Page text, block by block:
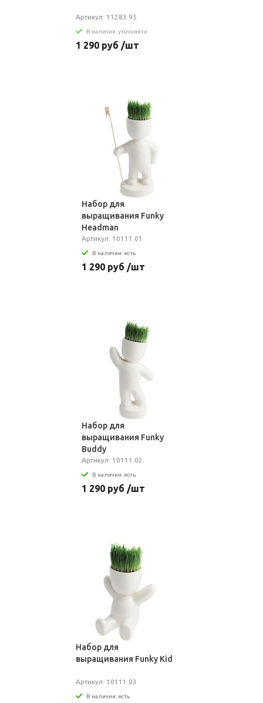
Артикул: 11283.95
В наличии: уточняйте
1 290 руб /шт
Набор для
выращивания Funky
Headman
Артикул: 10111.01
В наличии: есть
1 290 руб /шт
Набор для
выращивания Funky
Buddy
Артикул: 10111.02
В наличии: есть
1 290 руб /шт
Набор для
выращивания Funky Kid
Артикул: 10111.03
В наличии: есть